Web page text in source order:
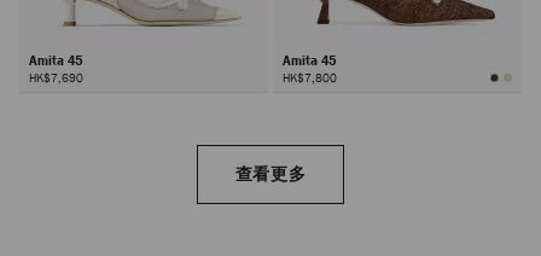
Amita 45
HK$7,690
Amita 45
HK$7,800
查看更多